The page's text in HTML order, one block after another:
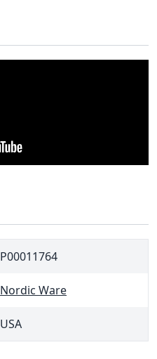
P00011764
Nordic Ware
USA